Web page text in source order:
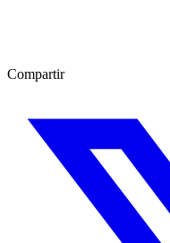
Compartir